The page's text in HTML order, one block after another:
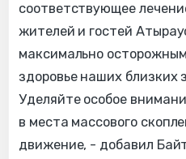
соответствующее
жителей и гостей
максимально
здоровье наших близких
Уделяйте особое
в места массового
движение, - добавил